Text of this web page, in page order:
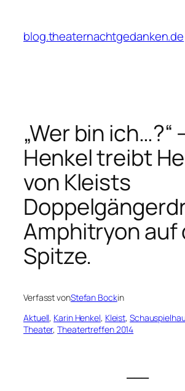
springen
blog.theaternachtgedanken.de
„Wer bin ich…?“
Henkel treibt
von Kleists
Amphitryon auf
Spitze.
Verfasst vonStefan Bockin
Aktuell, Karin Henkel, Kleist,
Theater, Theatertreffen 2014